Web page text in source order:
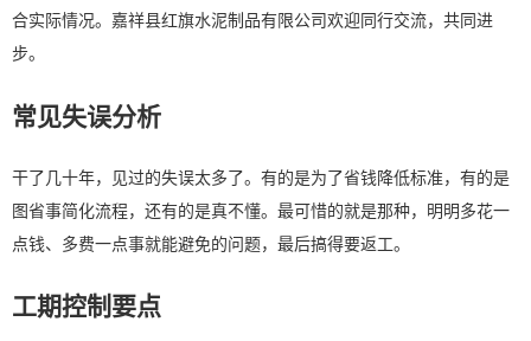
合实际情况。嘉祥县红旗水泥制品有限公司欢迎同行交流，共同进
步。
常见失误分析
干了几十年，见过的失误太多了。有的是为了省钱降低标准，有的是
图省事简化流程，还有的是真不懂。最可惜的就是那种，明明多花一
点钱、多费一点事就能避免的问题，最后搞得要返工。
工期控制要点